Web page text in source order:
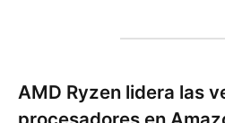
AMD Ryzen lidera las